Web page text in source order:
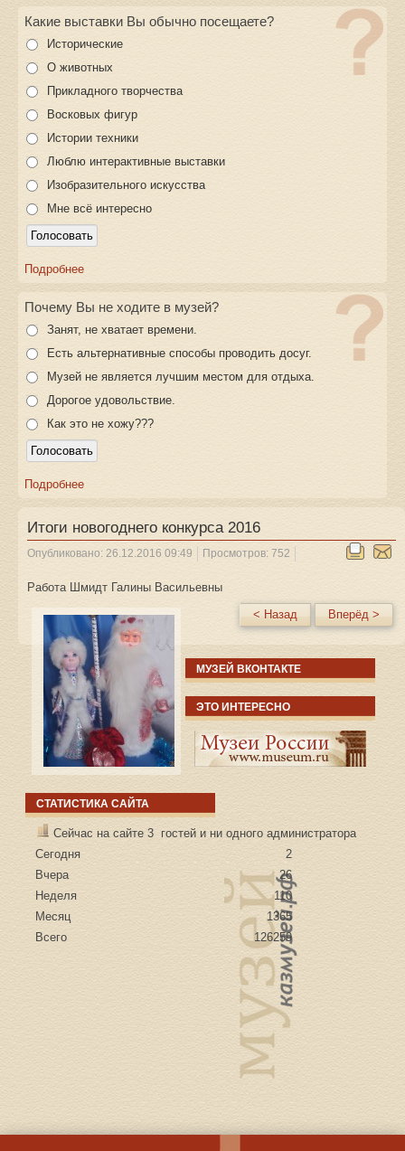
Какие выставки Вы обычно посещаете?
Исторические
О животных
Прикладного творчества
Восковых фигур
Истории техники
Люблю интерактивные выставки
Изобразительного искусства
Мне всё интересно
Подробнее
Почему Вы не ходите в музей?
Занят, не хватает времени.
Есть альтернативные способы проводить досуг.
Музей не является лучшим местом для отдыха.
Дорогое удовольствие.
Как это не хожу???
Подробнее
Итоги новогоднего конкурса 2016
Опубликовано: 26.12.2016 09:49 Просмотров: 752
Работа Шмидт Галины Васильевны
< Назад
Вперёд >
МУЗЕЙ ВКОНТАКТЕ
ЭТО ИНТЕРЕСНО
СТАТИСТИКА САЙТА
Сейчас на сайте 3 гостей и ни одного администратора
Сегодня
2
Вчера
26
Неделя
110
Месяц
1365
Всего
126259